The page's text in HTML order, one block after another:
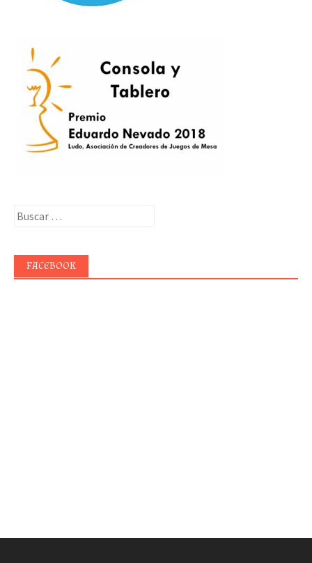
Buscar:
FACEBOOK